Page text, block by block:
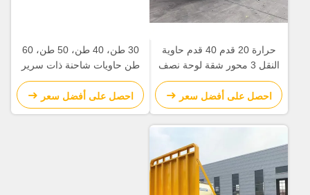
حرارة 20 قدم 40 قدم حاوية
النقل 3 محور شقة لوحة نصف
مقطورة مع 12.5 * 2.5 * 1.55m
12r22.5 مخصصة
احصل على أفضل سعر
30 طن، 40 طن، 50 طن، 60
طن حاويات شاحنة ذات سرير
مسطح نصف مقطورة آلات
ومعدات النقل مواد البناء
احصل على أفضل سعر